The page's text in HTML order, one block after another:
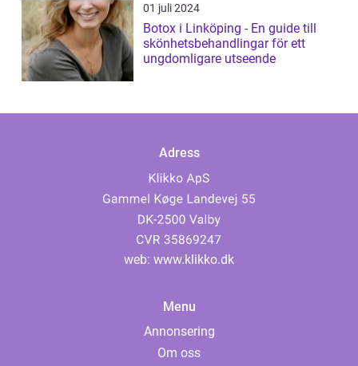
01 juli 2024
Botox i Linköping - En guide till
skönhetsbehandlingar för ett
ungdomligare utseende
Adress
web: www.klikko.dk
Menu
Annonsering
Om oss